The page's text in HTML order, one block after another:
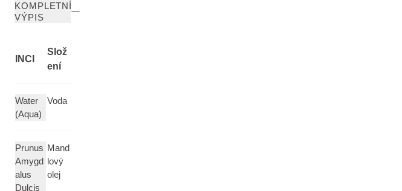
KOMPLETNÍ
VÝPIS
INCI
Slož
ení
Water
(Aqua)
Voda
Prunus
Amygd
alus
Dulcis
Mand
lový
olej